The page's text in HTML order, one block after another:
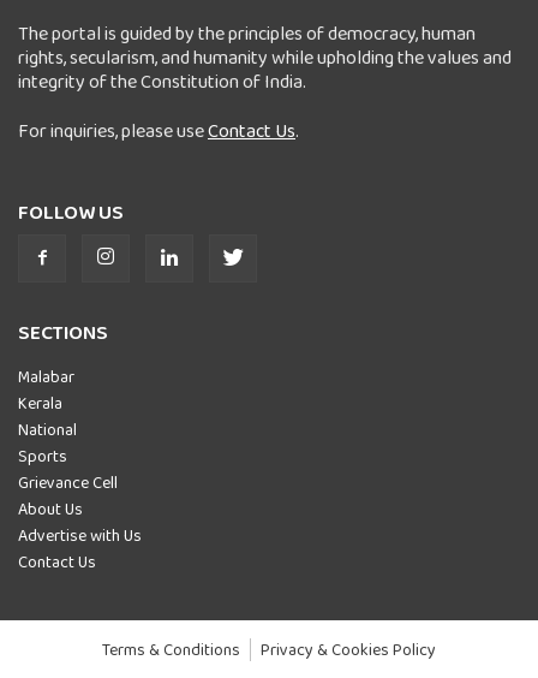
The portal is guided by the principles of democracy, human
rights, secularism, and humanity while upholding the values and
integrity of the Constitution of India.
For inquiries, please useContact Us.
FOLLOW US
SECTIONS
Malabar
Kerala
National
Sports
Grievance Cell
About Us
Advertise with Us
Contact Us
Terms & Conditions Privacy & Cookies Policy